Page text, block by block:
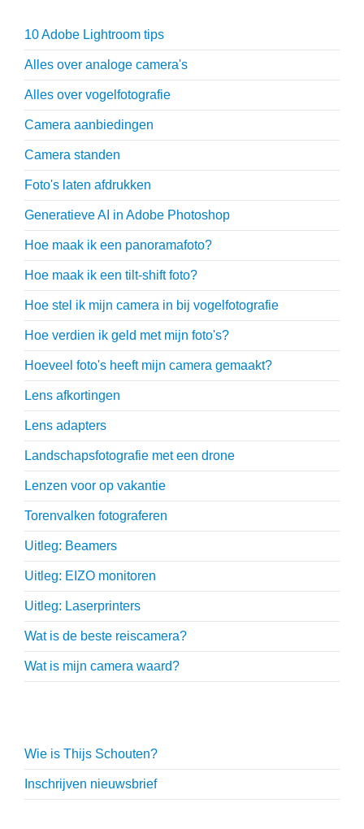
10 Adobe Lightroom tips
Alles over analoge camera's
Alles over vogelfotografie
Camera aanbiedingen
Camera standen
Foto's laten afdrukken
Generatieve AI in Adobe Photoshop
Hoe maak ik een panoramafoto?
Hoe maak ik een tilt-shift foto?
Hoe stel ik mijn camera in bij vogelfotografie
Hoe verdien ik geld met mijn foto's?
Hoeveel foto's heeft mijn camera gemaakt?
Lens afkortingen
Lens adapters
Landschapsfotografie met een drone
Lenzen voor op vakantie
Torenvalken fotograferen
Uitleg: Beamers
Uitleg: EIZO monitoren
Uitleg: Laserprinters
Wat is de beste reiscamera?
Wat is mijn camera waard?
Wie is Thijs Schouten?
Inschrijven nieuwsbrief